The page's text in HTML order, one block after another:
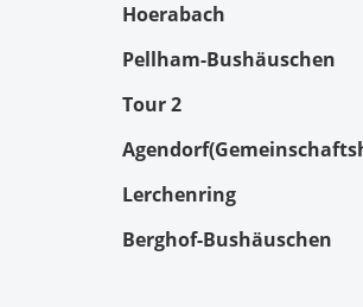
Hoerabach
Pellham-Bushäuschen
Tour 2
Lerchenring
Berghof-Bushäuschen